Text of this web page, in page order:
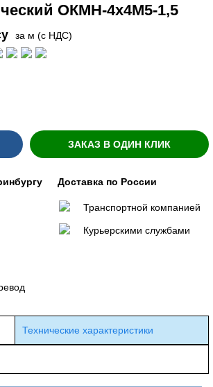
ОКМН-4х4М5-1,5
за м (с НДС)
ЗАКАЗ В ОДИН КЛИК
Доставка по России
Транспортной компанией
Курьерскими службами
Технические характеристики